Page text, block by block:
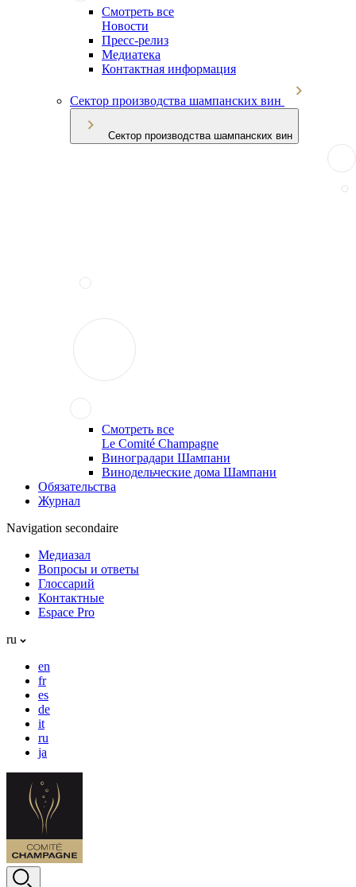
Смотреть все
Новости
Пресс-релиз
Медиатека
Контактная информация
Сектор производства шампанских вин
Сектор производства шампанских вин
Смотреть все
Le Comité Champagne
Виноградари Шампани
Винодельческие дома Шампани
Обязательства
Журнал
Navigation secondaire
Медиазал
Вопросы и ответы
Глоссарий
Контактные
Espace Pro
ru
en
fr
es
de
it
ru
ja